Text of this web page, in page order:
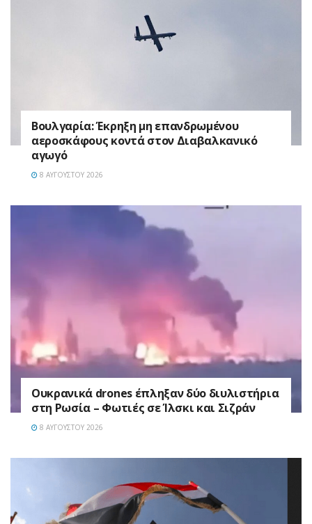
Βουλγαρία: Έκρηξη μη επανδρωμένου
αεροσκάφους κοντά στον Διαβαλκανικό
αγωγό
8 ΑΥΓΟΎΣΤΟΥ 2026
Ουκρανικά drones έπληξαν δύο διυλιστήρια
στη Ρωσία – Φωτιές σε Ίλσκι και Σιζράν
8 ΑΥΓΟΎΣΤΟΥ 2026